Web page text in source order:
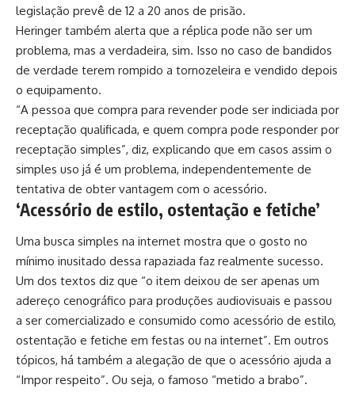
legislação prevê de 12 a 20 anos de prisão.
Heringer também alerta que a réplica pode não ser um
problema, mas a verdadeira, sim. Isso no caso de bandidos
de verdade terem rompido a tornozeleira e vendido depois
o equipamento.
“A pessoa que compra para revender pode ser indiciada por
receptação qualificada, e quem compra pode responder por
receptação simples”, diz, explicando que em casos assim o
simples uso já é um problema, independentemente de
tentativa de obter vantagem com o acessório.
‘Acessório de estilo, ostentação e fetiche’
Uma busca simples na internet mostra que o gosto no
mínimo inusitado dessa rapaziada faz realmente sucesso.
Um dos textos diz que “o item deixou de ser apenas um
adereço cenográfico para produções audiovisuais e passou
a ser comercializado e consumido como acessório de estilo,
ostentação e fetiche em festas ou na internet”. Em outros
tópicos, há também a alegação de que o acessório ajuda a
“Impor respeito”. Ou seja, o famoso “metido a brabo”.